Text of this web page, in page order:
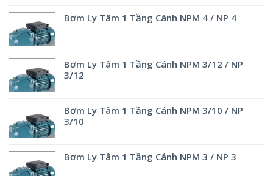
Bơm Ly Tâm 1 Tầng Cánh NPM 4 / NP 4
Bơm Ly Tâm 1 Tầng Cánh NPM 3/12 / NP
3/12
Bơm Ly Tâm 1 Tầng Cánh NPM 3/10 / NP
3/10
Bơm Ly Tâm 1 Tầng Cánh NPM 3 / NP 3